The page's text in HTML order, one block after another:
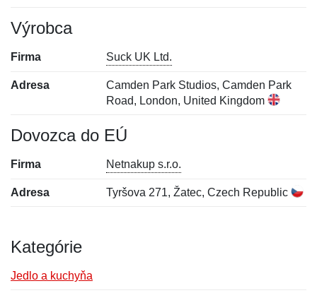
Výrobca
Firma Suck UK Ltd.
Adresa
Camden Park Studios, Camden Park
Road, London, United Kingdom
Dovozca do EÚ
Firma Netnakup s.r.o.
Adresa Tyršova 271, Žatec, Czech Republic
Kategórie
Jedlo a kuchyňa